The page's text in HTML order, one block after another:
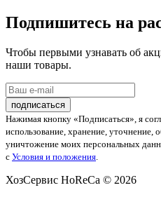
Подпишитесь на
Чтобы первыми узнавать об
наши товары.
Нажимая кнопку «Подписаться», я
использование, хранение, уточнение,
уничтожение моих персональных
с Условия и положения.
ХозСервис HoReCa © 2026